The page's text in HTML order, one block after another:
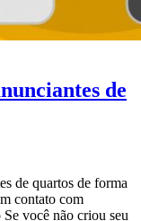
de
de quartos de forma
contato com
você não criou seu